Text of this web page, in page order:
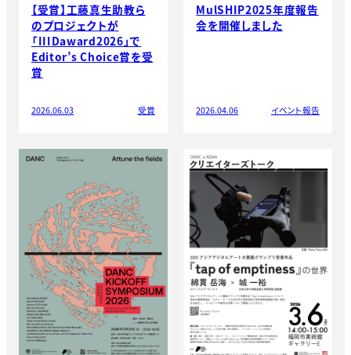
【受賞】工藤真生助教ら
のプロジェクトが
「IIIDaward2026」で
Editor’s Choice賞を受
賞
2026.06.03 受賞
MulSHIP2025年度報告
会を開催しました
2026.04.06 イベント報告